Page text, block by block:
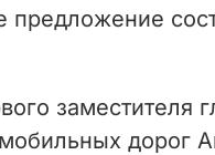
предложение
заместителя
дорог